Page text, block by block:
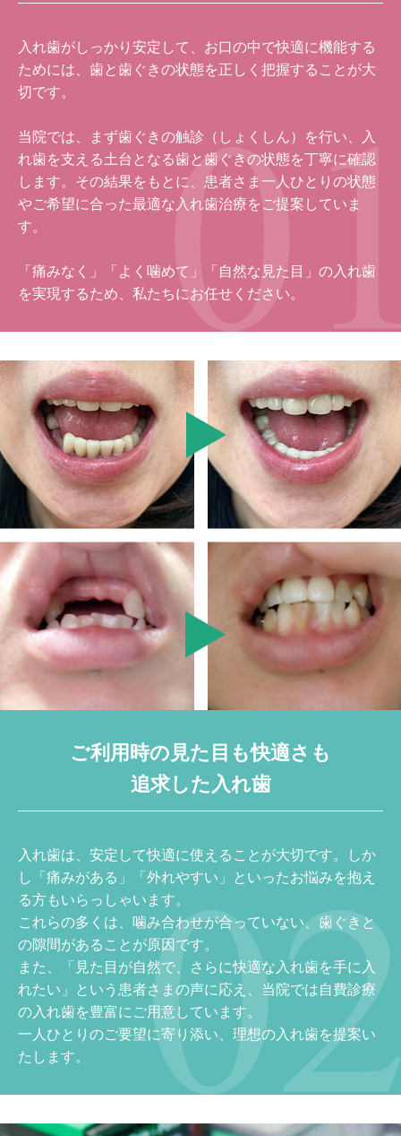
入れ歯がしっかり安定して、お口の中で快適に機能する
ためには、歯と歯ぐきの状態を正しく把握することが大
切です。
当院では、まず歯ぐきの触診（しょくしん）を行い、入
れ歯を支える土台となる歯と歯ぐきの状態を丁寧に確認
します。その結果をもとに、患者さま一人ひとりの状態
やご希望に合った最適な入れ歯治療をご提案していま
す。
「痛みなく」「よく噛めて」「自然な見た目」の入れ歯
を実現するため、私たちにお任せください。
ご利用時の見た目も快適さも
追求した入れ歯
入れ歯は、安定して快適に使えることが大切です。しか
し「痛みがある」「外れやすい」といったお悩みを抱え
る方もいらっしゃいます。
これらの多くは、噛み合わせが合っていない、歯ぐきと
の隙間があることが原因です。
また、「見た目が自然で、さらに快適な入れ歯を手に入
れたい」という患者さまの声に応え、当院では自費診療
の入れ歯を豊富にご用意しています。
一人ひとりのご要望に寄り添い、理想の入れ歯を提案い
たします。